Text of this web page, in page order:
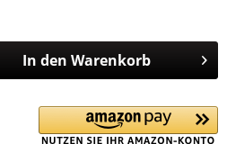
In den Warenkorb